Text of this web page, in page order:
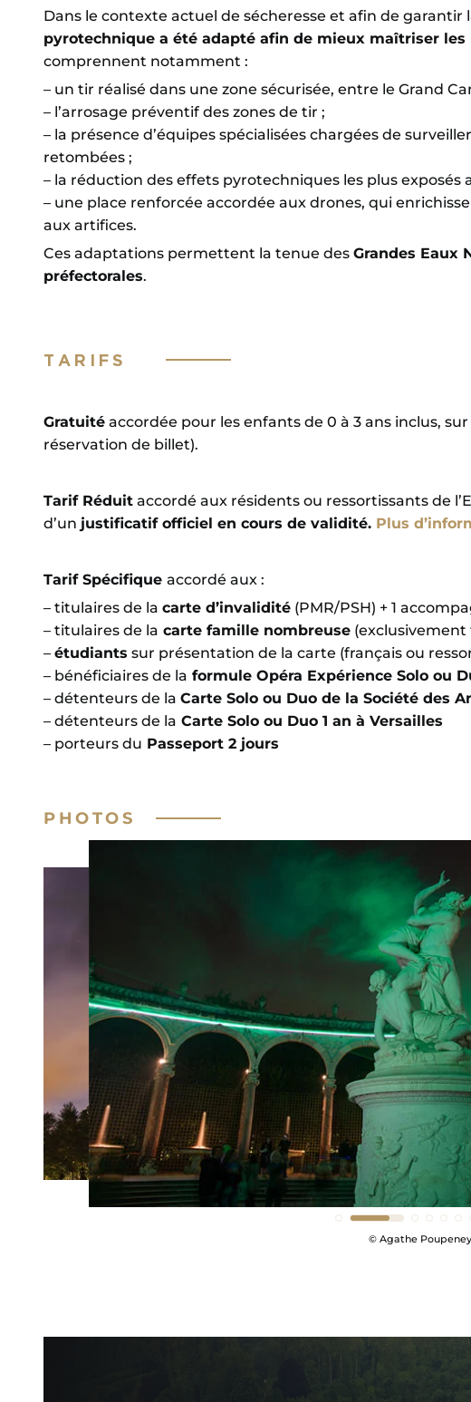
Dans le contexte actuel de sécheresse et afin de garantir
pyrotechnique a été adapté afin de mieux maîtriser les
comprennent notamment :
– un tir réalisé dans une zone sécurisée, entre le Grand
– l’arrosage préventif des zones de tir ;
– la présence d’équipes spécialisées chargées de
retombées ;
– la réduction des effets pyrotechniques les plus exposés
– une place renforcée accordée aux drones, qui
aux artifices.
Ces adaptations permettent la tenue des Grandes Eaux
préfectorales.
TARIFS
Gratuité accordée pour les enfants de 0 à 3 ans inclus,
réservation de billet).
Tarif Réduit accordé aux résidents ou ressortissants de
d’un justificatif officiel en cours de validité. Plus
Tarif Spécifique accordé aux :
– titulaires de la carte d’invalidité (PMR/PSH) + 1
– titulaires de la carte famille nombreuse (exclusivement
– étudiants sur présentation de la carte (français ou
– bénéficiaires de la formule Opéra Expérience Solo ou
– détenteurs de la Carte Solo ou Duo de la Société des
– détenteurs de la Carte Solo ou Duo 1 an à Versailles
– porteurs du Passeport 2 jours
PHOTOS